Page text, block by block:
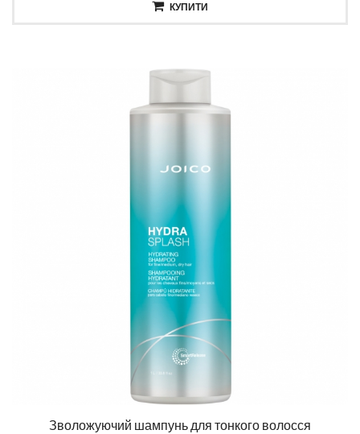
КУПИТИ
Зволожуючий шампунь для тонкого волосся